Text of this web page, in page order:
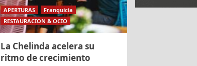
APERTURAS
Franquicia
RESTAURACION & OCIO
La Chelinda acelera su
ritmo de crecimiento